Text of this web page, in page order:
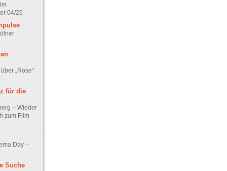
04/26
„Rose“
für die
– Wieder
zum Film
Day –
Suche